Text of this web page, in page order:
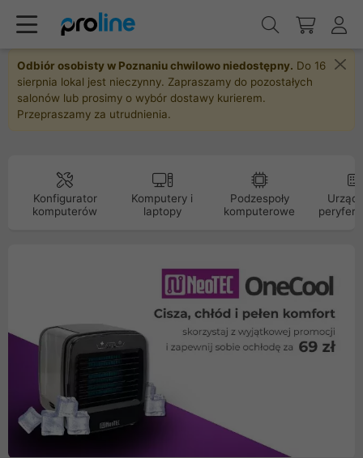
Odbiór osobisty w Poznaniu chwilowo niedostępny. Do 16
sierpnia lokal jest nieczynny. Zapraszamy do pozostałych
salonów lub prosimy o wybór dostawy kurierem.
Przepraszamy za utrudnienia.
Konfigurator
komputerów
Komputery i
laptopy
Podzespoły
komputerowe